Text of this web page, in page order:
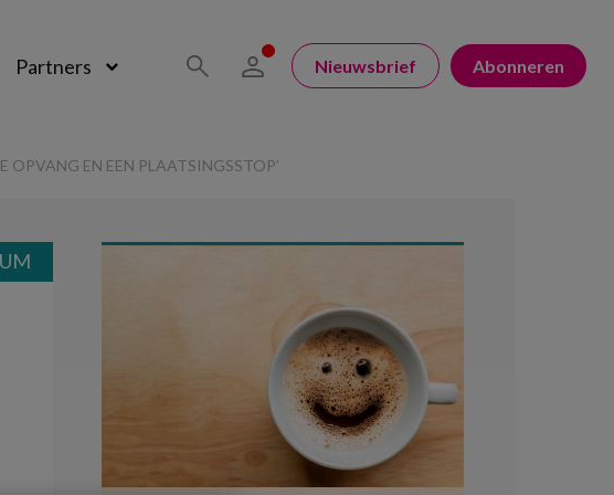
Partners Nieuwsbrief Abonneren
OPVANG EN EEN PLAATSINGSSTOP’